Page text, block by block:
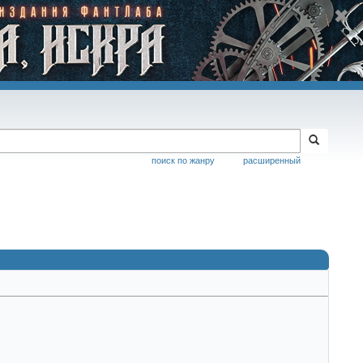
расширенный
поиск по жанру